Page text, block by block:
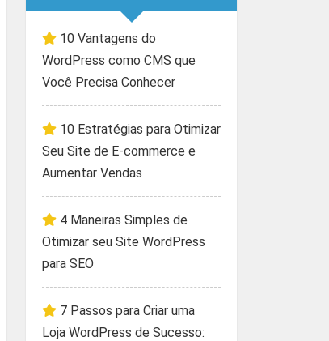
10 Vantagens do
WordPress como CMS que
Você Precisa Conhecer
10 Estratégias para Otimizar
Seu Site de E-commerce e
Aumentar Vendas
4 Maneiras Simples de
Otimizar seu Site WordPress
para SEO
7 Passos para Criar uma
Loja WordPress de Sucesso: